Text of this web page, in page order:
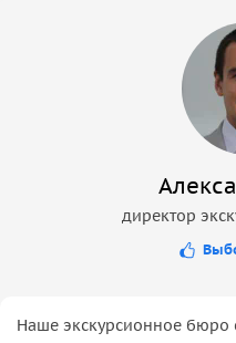
директор
Наше экскурсионное бюро